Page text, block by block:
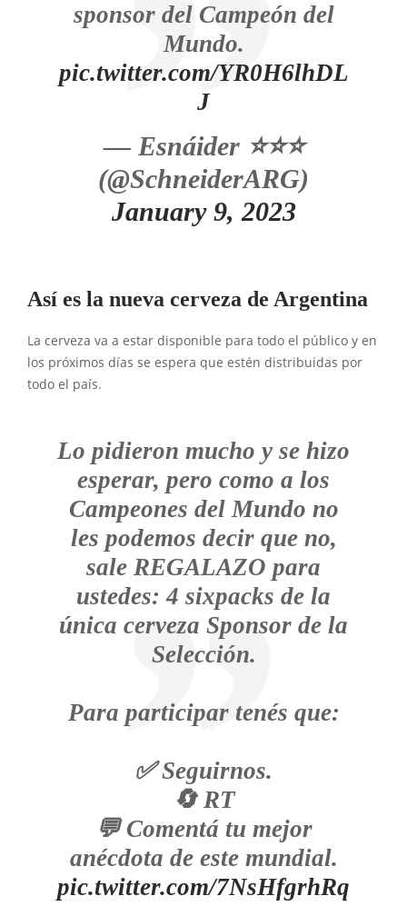
sponsor del Campeón del
Mundo.
pic.twitter.com/YR0H6lhDL
J
— Esnáider ⭐⭐⭐
(@SchneiderARG)
January 9, 2023
Así es la nueva cerveza de Argentina
La cerveza va a estar disponible para todo el público y en
los próximos días se espera que estén distribuidas por
todo el país.
Lo pidieron mucho y se hizo
esperar, pero como a los
Campeones del Mundo no
les podemos decir que no,
sale REGALAZO para
ustedes: 4 sixpacks de la
única cerveza Sponsor de la
Selección.
Para participar tenés que:
✅ Seguirnos.
🔄 RT
💬 Comentá tu mejor
anécdota de este mundial.
pic.twitter.com/7NsHfgrhRq